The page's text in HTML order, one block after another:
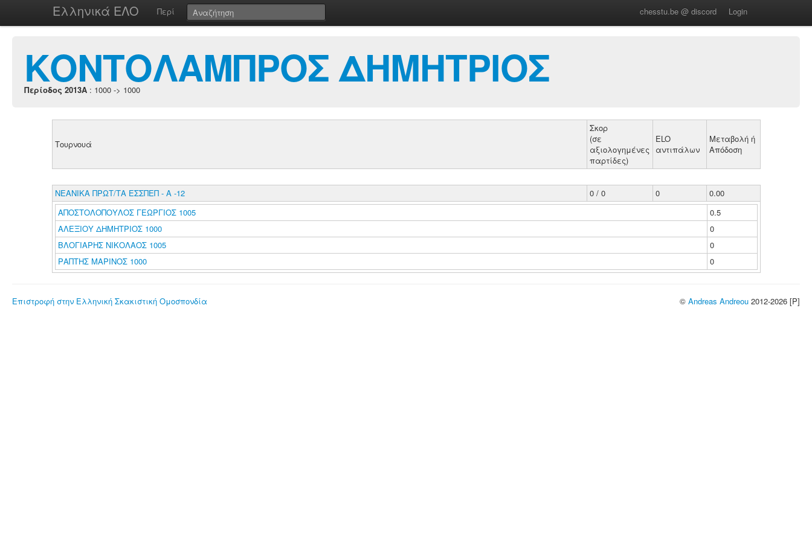
Ελληνικά ΕΛΟ Περί chesstu.be @ discord Login
ΚΟΝΤΟΛΑΜΠΡΟΣ ΔΗΜΗΤΡΙΟΣ
Περίοδος 2013A : 1000 -> 1000
Τουρνουά
Σκορ
(σε
αξιολογημένες
παρτίδες)
ELO
αντιπάλων
Μεταβολή ή
Απόδοση
ΝΕΑΝΙΚΑ ΠΡΩΤ/ΤΑ ΕΣΣΠΕΠ - Α -12 0 / 0 0
0.00
ΑΠΟΣΤΟΛΟΠΟΥΛΟΣ ΓΕΩΡΓΙΟΣ 1005
0.5
ΑΛΕΞΙΟΥ ΔΗΜΗΤΡΙΟΣ 1000
0
ΒΛΟΓΙΑΡΗΣ ΝΙΚΟΛΑΟΣ 1005
0
ΡΑΠΤΗΣ ΜΑΡΙΝΟΣ 1000
0
Επιστροφή στην Ελληνική Σκακιστική Ομοσπονδία © Andreas Andreou 2012-2026 [P]